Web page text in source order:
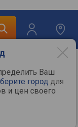
Ваш
город для
и цен своего
и
30 Pro